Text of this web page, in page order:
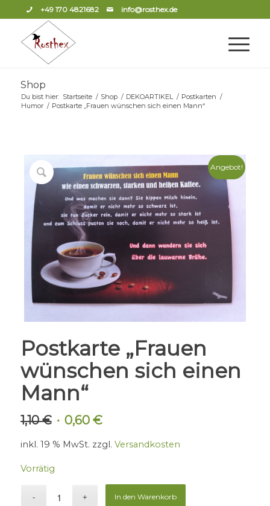
+49 170 4821682 info@rosthex.de
Shop
Du bist hier: Startseite / Shop / DEKOARTIKEL / Postkarten /
Humor / Postkarte „Frauen wünschen sich einen Mann“
Angebot!
Postkarte „Frauen
wünschen sich einen
Mann“
1,10€ Ursprünglicher
war:
0,60 €Aktueller
ist:
inkl. 19 % MwSt. zzgl. Versandkosten
Vorrätig
In den Warenkorb